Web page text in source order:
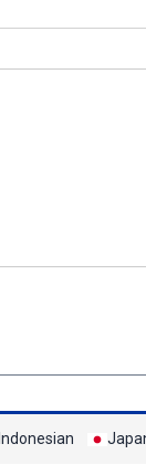
Indonesian